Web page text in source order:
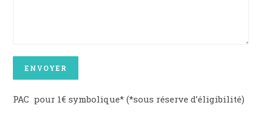
PAC pour 1€ symbolique* (*sous réserve d’éligibilité)